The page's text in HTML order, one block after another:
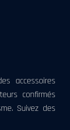
accessoires
confirmés
Suivez des